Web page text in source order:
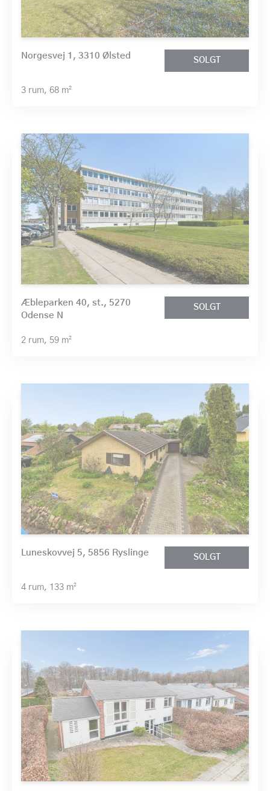
Norgesvej 1, 3310 Ølsted SOLGT
3 rum, 68 m²
Æbleparken 40, st., 5270
Odense N
SOLGT
2 rum, 59 m²
Luneskovvej 5, 5856 Ryslinge SOLGT
4 rum, 133 m²